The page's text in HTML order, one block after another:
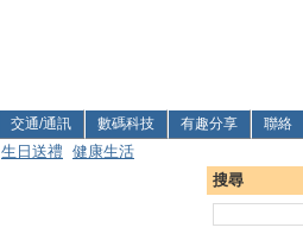
交通/通訊 數碼科技 有趣分享 聯絡
生日送禮 健康生活
搜尋